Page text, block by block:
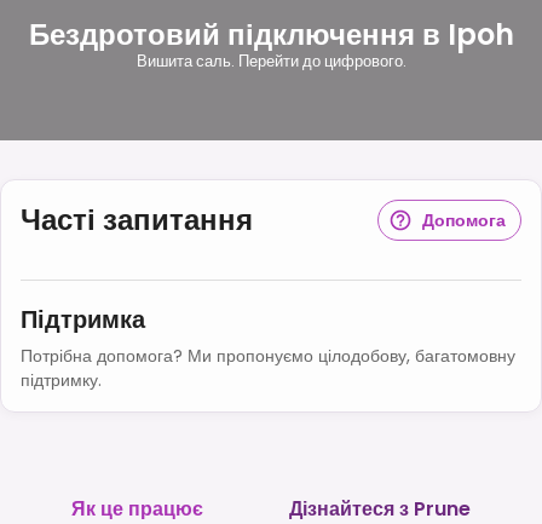
Бездротовий підключення в Ipoh
Вишита саль. Перейти до цифрового.
Часті запитання Допомога
Підтримка
Потрібна допомога? Ми пропонуємо цілодобову, багатомовну
підтримку.
Як це працює Дізнайтеся з Prune